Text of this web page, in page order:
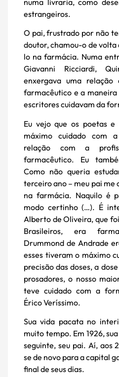
estrangeiros.
O pai, frustrado por não
doutor, chamou-o de
lo na farmácia. Numa
Giavanni Ricciardi,
enxergava uma
farmacêutico e a maneira
escritores cuidavam da
Eu vejo que os poetas
máximo cuidado com
relação com a
farmacêutico. Eu
Como não queria
terceiro ano – meu pai
na farmácia. Naquilo é
modo certinho (…). É
Alberto de Oliveira, que
Brasileiros, era
Drummond de Andrade
esses tiveram o máximo
precisão das doses, a
prosadores, o nosso
teve cuidado com a
Érico Veríssimo.
Sua vida pacata no
muito tempo. Em 1926,
seguinte, seu pai. Aí, aos
se de novo para a capital
final de seus dias.